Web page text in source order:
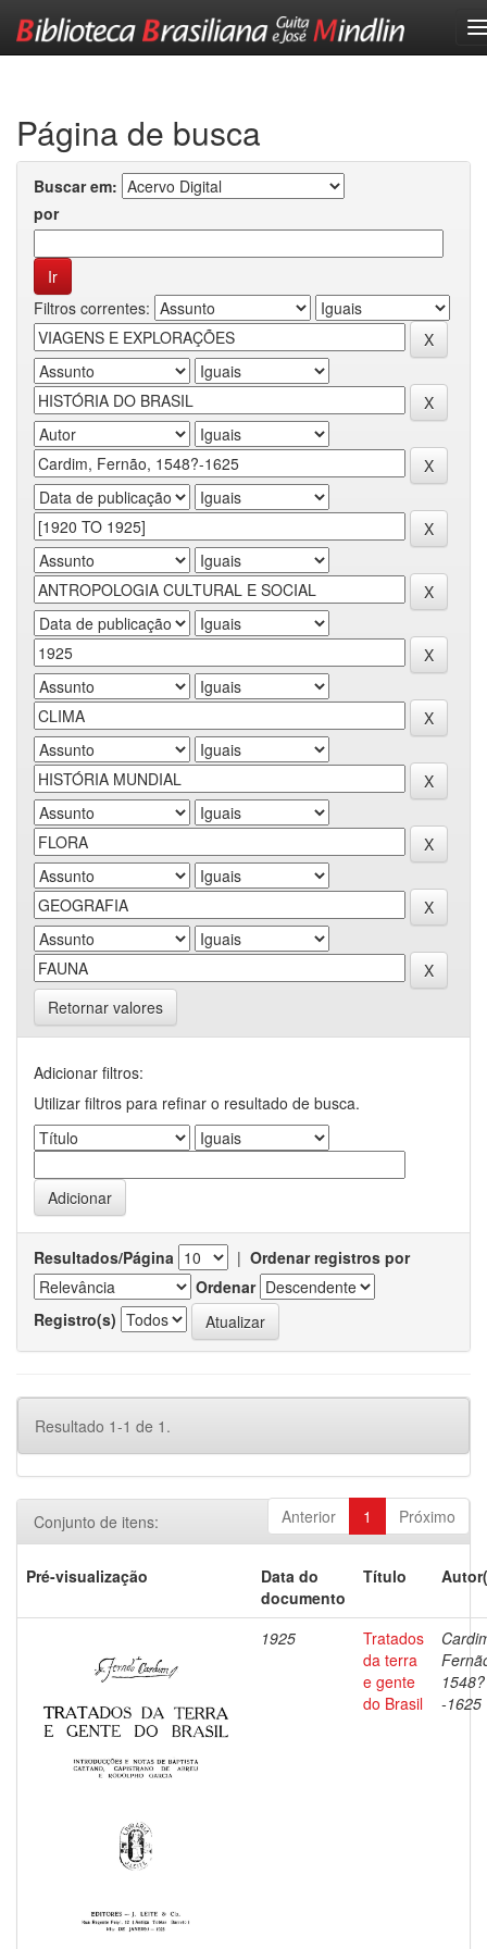
Página de busca
Buscar em:
por
Filtros correntes:
Retornar valores
Adicionar filtros:
Utilizar filtros para refinar o resultado de busca.
Resultados/Página | Ordenar registros por
Ordenar
Registro(s)
Resultado 1-1 de 1.
Anterior 1 Próximo
Conjunto de itens:
Pré-visualização
Data do
documento
Título
1925
Tratados
da terra
e gente
do Brasil
1548?
-1625